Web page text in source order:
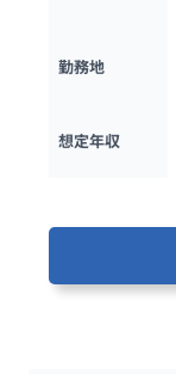
勤務地
想定年収